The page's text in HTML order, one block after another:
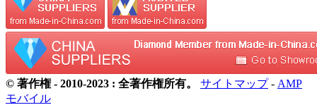
© 著作権 - 2010-2023 : 全著作権所有。 サイトマップ- AMP
モバイル